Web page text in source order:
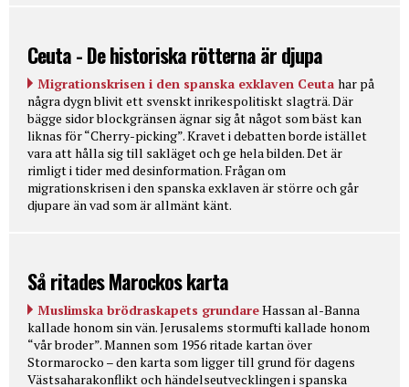
Ceuta - De historiska rötterna är djupa
Migrationskrisen i den spanska exklaven Ceuta har på
några dygn blivit ett svenskt inrikespolitiskt slagträ. Där
bägge sidor blockgränsen ägnar sig åt något som bäst kan
liknas för “Cherry-picking”. Kravet i debatten borde istället
vara att hålla sig till sakläget och ge hela bilden. Det är
rimligt i tider med desinformation. Frågan om
migrationskrisen i den spanska exklaven är större och går
djupare än vad som är allmänt känt.
Så ritades Marockos karta
Muslimska brödraskapets grundareHassan al-Banna
kallade honom sin vän. Jerusalems stormufti kallade honom
“vår broder”. Mannen som 1956 ritade kartan över
Stormarocko – den karta som ligger till grund för dagens
Västsaharakonflikt och händelseutvecklingen i spanska